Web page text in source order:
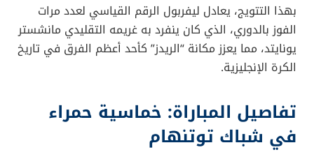
بهذا التتويج، يعادل ليفربول الرقم القياسي لعدد مرات
الفوز بالدوري، الذي كان ينفرد به غريمه التقليدي مانشستر
يونايتد، مما يعزز مكانة “الريدز” كأحد أعظم الفرق في تاريخ
الكرة الإنجليزية.
تفاصيل المباراة: خماسية حمراء
في شباك توتنهام